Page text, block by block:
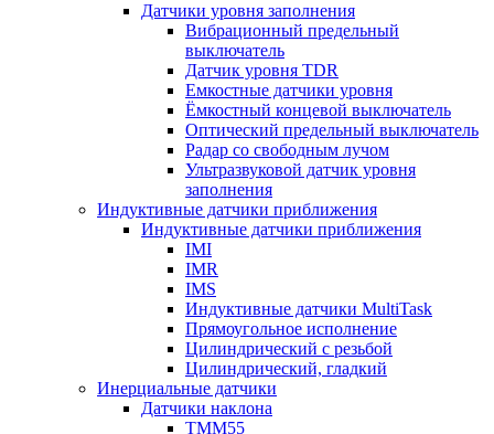
Датчики уровня заполнения
Вибрационный предельный
выключатель
Датчик уровня TDR
Емкостные датчики уровня
Ёмкостный концевой выключатель
Оптический предельный выключатель
Радар со свободным лучом
Ультразвуковой датчик уровня
заполнения
Индуктивные датчики приближения
Индуктивные датчики приближения
IMI
IMR
IMS
Индуктивные датчики MultiTask
Прямоугольное исполнение
Цилиндрический с резьбой
Цилиндрический, гладкий
Инерциальные датчики
Датчики наклона
TMM55